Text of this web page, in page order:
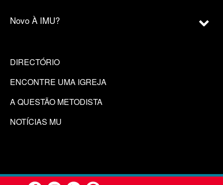
Novo À IMU?
DIRECTÓRIO
ENCONTRE UMA IGREJA
A QUESTÃO METODISTA
NOTÍCIAS MU